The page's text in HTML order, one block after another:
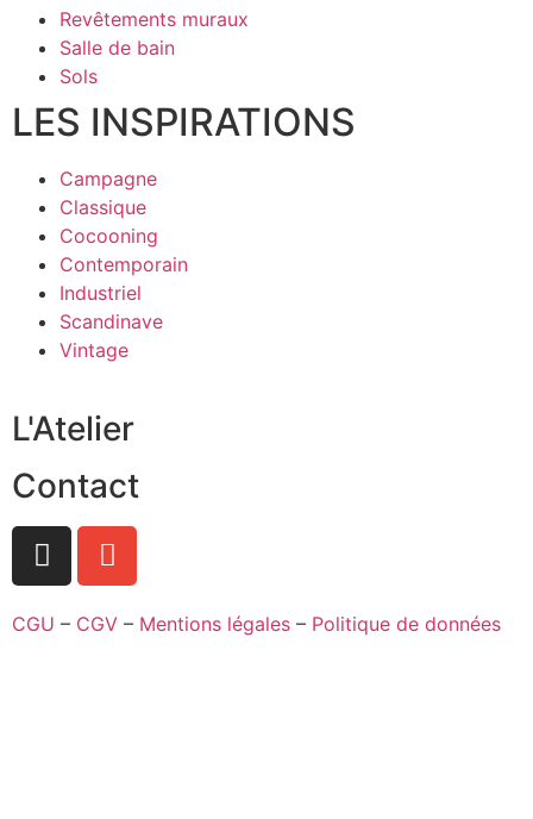
Revêtements muraux
Salle de bain
Sols
LES INSPIRATIONS
Campagne
Classique
Cocooning
Contemporain
Industriel
Scandinave
Vintage
L'Atelier
Contact
CGU – CGV – Mentions légales – Politique de données